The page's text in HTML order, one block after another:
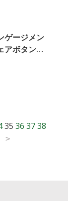
ゲージメン
アボタンの
35 36 3738
>